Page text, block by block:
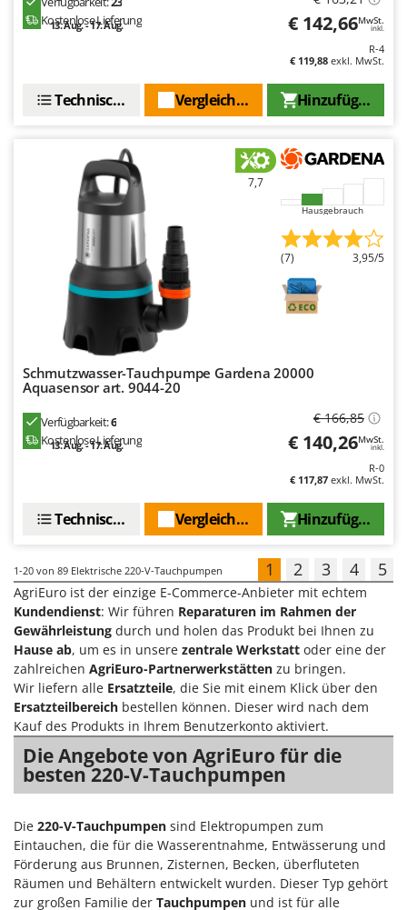
Kostenlose Lieferung
13. Aug. - 17. Aug. € 142,66MwSt.
inkl.
R-4
€ 119,88 exkl. MwSt.
Hinzufügen
Vergleichen Sie
Technische Daten
7,7
Hausgebrauch
(7) 3,95/5
Schmutzwasser-Tauchpumpe Gardena 20000
Aquasensor art. 9044-20
Verfügbarkeit:6
Kostenlose Lieferung
13. Aug. - 17. Aug.
€ 166,85
€ 140,26MwSt.
inkl.
R-0
€ 117,87 exkl. MwSt.
Hinzufügen
Vergleichen Sie
Technische Daten
1-20 von 89 Elektrische 220-V-Tauchpumpen 1 2 3 4 5
AgriEuro ist der einzige E-Commerce-Anbieter mit echtem
Kundendienst: Wir führen Reparaturen im Rahmen der
Gewährleistung durch und holen das Produkt bei Ihnen zu
Hause ab, um es in unsere zentrale Werkstatt oder eine der
zahlreichen AgriEuro-Partnerwerkstätten zu bringen.
Wir liefern alle Ersatzteile, die Sie mit einem Klick über den
Ersatzteilbereich bestellen können. Dieser wird nach dem
Kauf des Produkts in Ihrem Benutzerkonto aktiviert.
Die Angebote von AgriEuro für die
besten 220-V-Tauchpumpen
Die 220-V-Tauchpumpen sind Elektropumpen zum
Eintauchen, die für die Wasserentnahme, Entwässerung und
Förderung aus Brunnen, Zisternen, Becken, überfluteten
Räumen und Behältern entwickelt wurden. Dieser Typ gehört
zur großen Familie der Tauchpumpen und ist für alle